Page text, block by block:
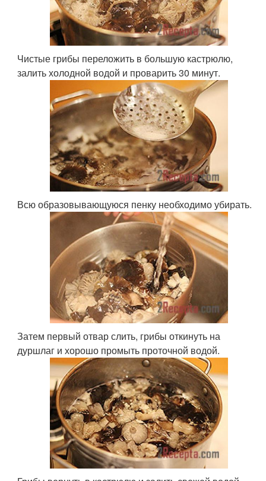
Чистые грибы переложить в большую кастрюлю,
залить холодной водой и проварить 30 минут.
Всю образовывающуюся пенку необходимо убирать.
Затем первый отвар слить, грибы откинуть на
дуршлаг и хорошо промыть проточной водой.